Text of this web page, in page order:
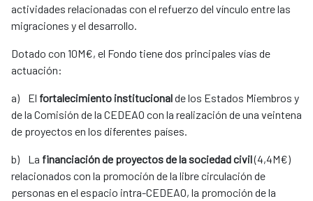
actividades relacionadas con el refuerzo del vínculo entre las
migraciones y el desarrollo.
Dotado con 10M€, el Fondo tiene dos principales vías de
actuación:
a) El fortalecimiento institucionalde los Estados Miembros y
de la Comisión de la CEDEAO con la realización de una veintena
de proyectos en los diferentes países.
b) La financiación de proyectos de la sociedad civil(4,4M€)
relacionados con la promoción de la libre circulación de
personas en el espacio intra-CEDEAO, la promoción de la